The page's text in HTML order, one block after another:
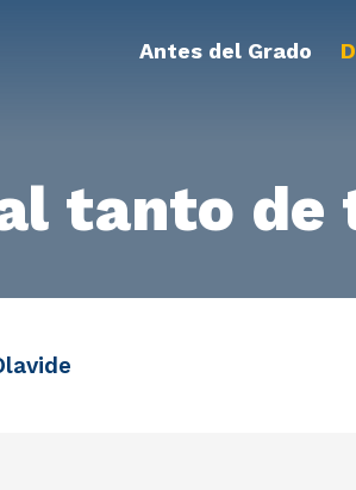
Antes del Grado
tanto de